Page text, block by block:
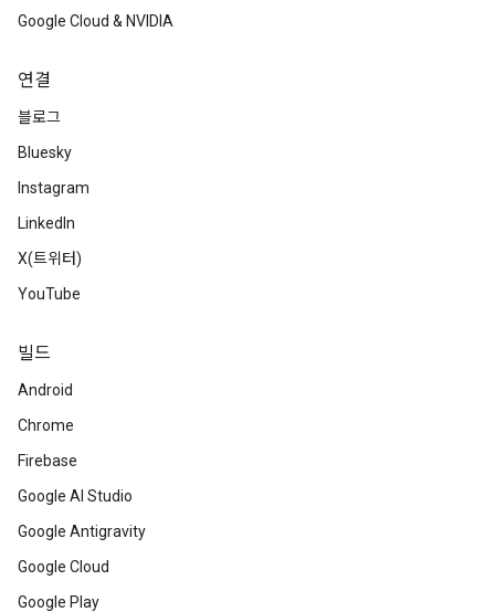
Google Cloud & NVIDIA
연결
블로그
Bluesky
Instagram
LinkedIn
X(트위터)
YouTube
빌드
Android
Chrome
Firebase
Google AI Studio
Google Antigravity
Google Cloud
Google Play